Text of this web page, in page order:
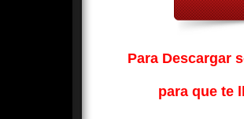
Para Descargar
para que te